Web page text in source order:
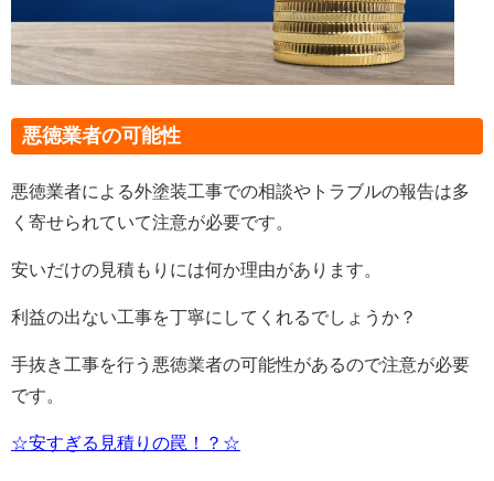
悪徳業者の可能性
悪徳業者による外塗装工事での相談やトラブルの報告は多
く寄せられていて注意が必要です。
安いだけの見積もりには何か理由があります。
利益の出ない工事を丁寧にしてくれるでしょうか？
手抜き工事を行う悪徳業者の可能性があるので注意が必要
です。
☆安すぎる見積りの罠！？☆